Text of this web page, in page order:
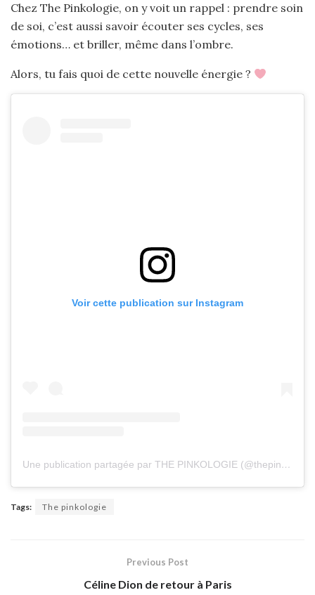
Chez The Pinkologie, on y voit un rappel : prendre soin
de soi, c’est aussi savoir écouter ses cycles, ses
émotions… et briller, même dans l’ombre.
Alors, tu fais quoi de cette nouvelle énergie ?
Voir cette publication sur Instagram
Une publication partagée par THE PINKOLOGIE (@thepinkologie)
Tags: The pinkologie
Previous Post
Céline Dion de retour à Paris